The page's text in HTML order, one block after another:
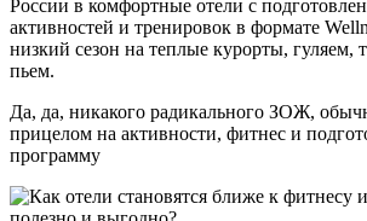
России в комфортные отели с
активностей и тренировок в формате
низкий сезон на теплые курорты, гуляем,
пьем.
Да, да, никакого радикального ЗОЖ,
прицелом на активности, фитнес и
программу